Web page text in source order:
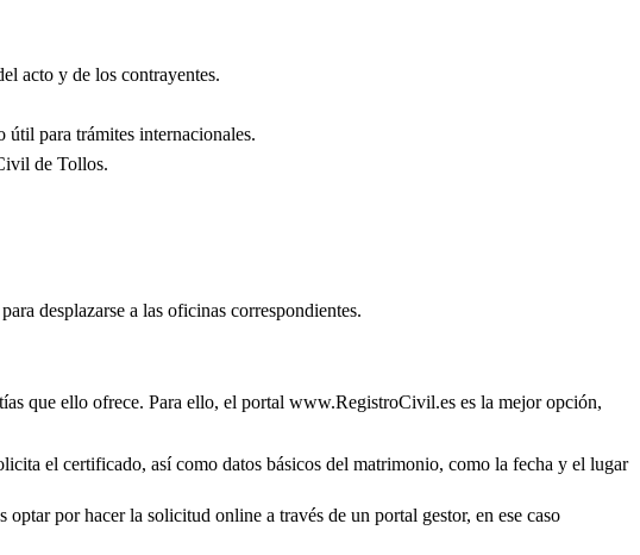
acto y de los contrayentes.
útil para trámites internacionales.
de Tollos.
desplazarse a las oficinas correspondientes.
que ello ofrece. Para ello, el portal www.RegistroCivil.es es la mejor opción,
el certificado, así como datos básicos del matrimonio, como la fecha y el lugar
optar por hacer la solicitud online a través de un portal gestor, en ese caso